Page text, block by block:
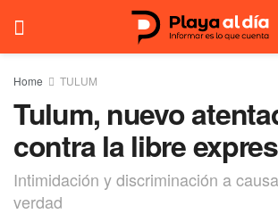
Home TULUM
Tulum, nuevo
contra la libre
Intimidación y discriminación a
verdad